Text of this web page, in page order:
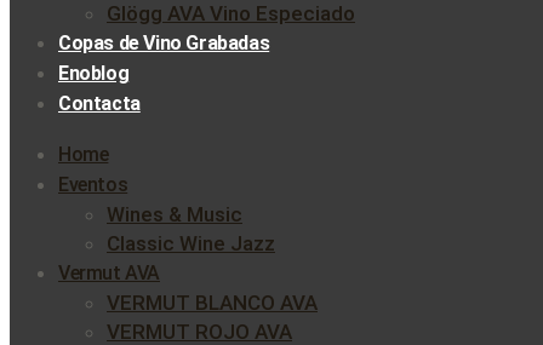
Glögg AVA Vino Especiado
Copas de Vino Grabadas
Enoblog
Contacta
Home
Eventos
Wines & Music
Classic Wine Jazz
Vermut AVA
VERMUT BLANCO AVA
VERMUT ROJO AVA